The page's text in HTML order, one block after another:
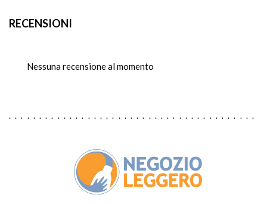
RECENSIONI
Nessuna recensione al momento